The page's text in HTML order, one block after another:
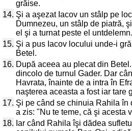
grăise.
14. Şi a aşezat Iacov un stâlp pe
Dumnezeu, un stâlp de piatră,
el şi a turnat peste el untdelemn.
15. Şi a pus Iacov locului unde-i
Betel.
16. După aceea au plecat din
dincolo de turnul Gader. Dar
Havrata, înainte de a intra în
naşterea aceasta a fost iar tare
17. Şi pe când se chinuia Rahila în
a zis: "Nu te teme, că şi acesta
18. Iar când Rahila îşi dădea